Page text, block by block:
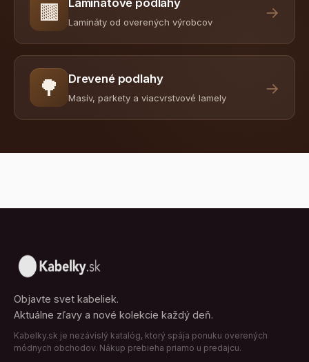
🟫 Lamináty od overených výrobcov
→
🌳 Drevené podlahy
Masív, parkety a viacvrstvové lamely
→
Objavte svet kabeliek.
Aktuálne zľavy a nové kolekcie každý deň.
Kabelky.sk je nezávislý katalóg, ktorý spája ponuku overených
módnych obchodov. Nákup prebieha priamo u predajcu.